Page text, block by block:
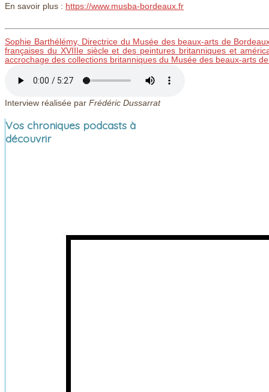
En savoir plus : https://www.musba-bordeaux.fr
Sophie Barthélémy, Directrice du Musée des beaux-arts de
françaises du XVIIIe siècle et des peintures britanniques et
accrochage des collections britanniques du Musée des beaux-arts
Interview réalisée par Frédéric Dussarrat
Vos chroniques podcasts à
découvrir